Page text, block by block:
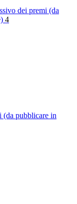
dei premi (da
4
pubblicare in